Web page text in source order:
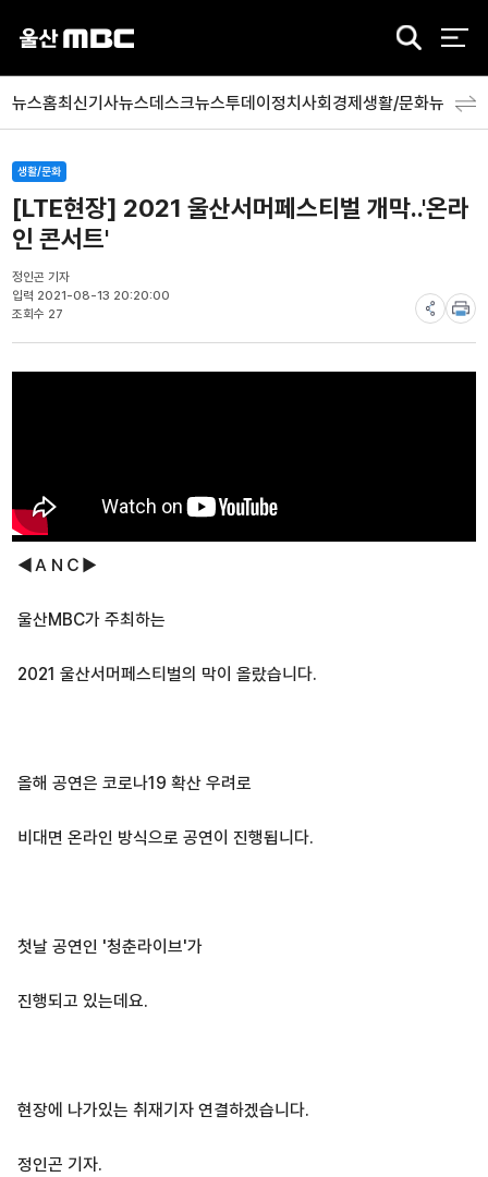
검
뉴스홈최신기사뉴스데스크뉴스투데이정치사회경제생활/문화뉴스특
생활/문화
[LTE현장] 2021 울산서머페스티벌 개막..'온라
인 콘서트'
정인곤 기자
입력 2021-08-13 20:20:00
조회수 27
◀ＡＮＣ▶
울산MBC가 주최하는
2021 울산서머페스티벌의 막이 올랐습니다.
올해 공연은 코로나19 확산 우려로
비대면 온라인 방식으로 공연이 진행됩니다.
첫날 공연인 '청춘라이브'가
진행되고 있는데요.
현장에 나가있는 취재기자 연결하겠습니다.
정인곤 기자.